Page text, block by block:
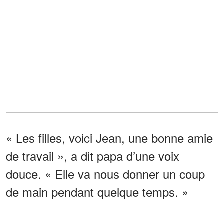
« Les filles, voici Jean, une bonne amie
de travail », a dit papa d’une voix
douce. « Elle va nous donner un coup
de main pendant quelque temps. »